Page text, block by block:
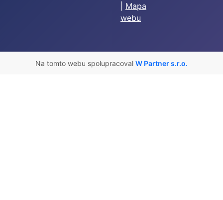
Mapa
webu
Na tomto webu spolupracoval W Partner s.r.o.